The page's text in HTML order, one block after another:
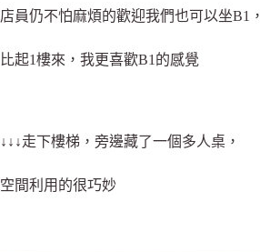
店員仍不怕麻煩的歡迎我們也可以坐B1，
比起1樓來，我更喜歡B1的感覺
↓↓↓走下樓梯，旁邊藏了一個多人桌，
空間利用的很巧妙